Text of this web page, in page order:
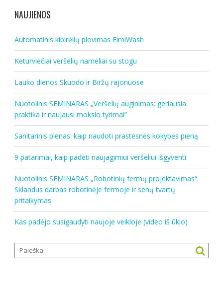
NAUJIENOS
Automatinis kibirėlių plovimas EimiWash
Keturviečiai veršelių nameliai su stogu
Lauko dienos Skuodo ir Biržų rajonuose
Nuotolinis SEMINARAS „Veršelių auginimas: geriausia
praktika ir naujausi mokslo tyrimai”
Sanitarinis pienas: kaip naudoti prastesnės kokybės pieną
9 patarimai, kaip padėti naujagimiui veršeliui išgyventi
Nuotolinis SEMINARAS „Robotinių fermų projektavimas“.
Sklandus darbas robotinėje fermoje ir senų tvartų
pritaikymas
Kas padėjo susigaudyti naujoje veikloje (video iš ūkio)